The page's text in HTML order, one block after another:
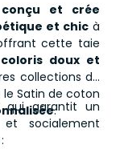
conçu et crée
et chic à
cette taie
coloris doux et
collections de
Satin de coton
.
qui garantit un
socialement